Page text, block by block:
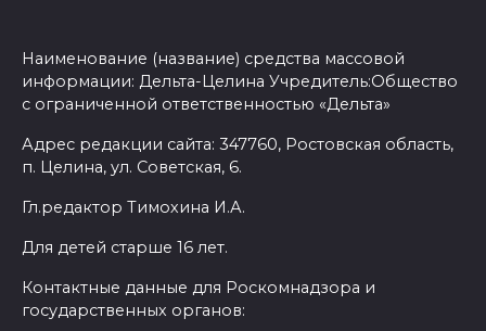
Наименование (название) средства массовой
информации: Дельта-Целина Учредитель:Общество
с ограниченной ответственностью «Дельта»
Адрес редакции сайта: 347760, Ростовская область,
п. Целина, ул. Советская, 6.
Гл.редактор Тимохина И.А.
Для детей старше 16 лет.
Контактные данные для Роскомнадзора и
государственных органов: